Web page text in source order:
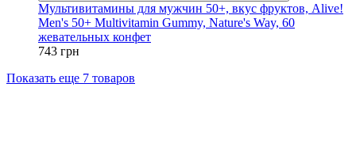
Мультивитамины для мужчин 50+, вкус фруктов, Alive!
Men's 50+ Multivitamin Gummy, Nature's Way, 60
жевательных конфет
743 грн
Показать еще 7 товаров